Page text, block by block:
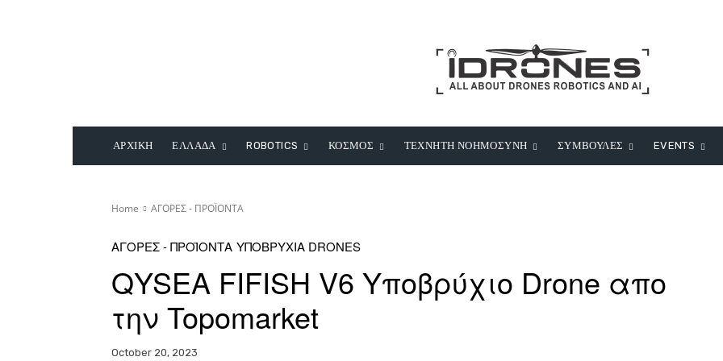
ΑΡΧΙΚΗ ΕΛΛΑΔΑ ROBOTICS ΚΟΣΜΟΣ ΤΕΧΝΗΤΗ ΝΟΗΜΟΣΥΝΗ ΣΥΜΒΟΥΛΕΣ EVENTS
Home ΑΓΟΡΕΣ - ΠΡΟΪΟΝΤΑ
ΑΓΟΡΕΣ - ΠΡΟΪΟΝΤΑ ΥΠΟΒΡΥΧΙΑ DRONES
QYSEA FIFISH V6 Υποβρύχιο Drone απο
την Topomarket
October 20, 2023